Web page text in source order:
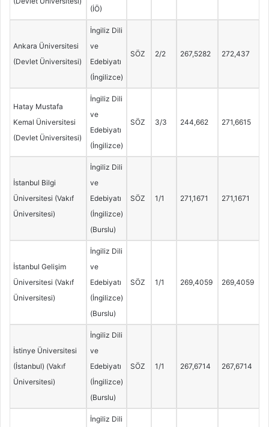
(İÖ)
Ankara Üniversitesi
(Devlet Üniversitesi)
İngiliz Dili
ve
Edebiyatı
(İngilizce)
SÖZ 2/2 267,5282 272,437
Hatay Mustafa
Kemal Üniversitesi
(Devlet Üniversitesi)
İngiliz Dili
ve
Edebiyatı
(İngilizce)
SÖZ 3/3 244,662 271,6615
İstanbul Bilgi
Üniversitesi (Vakıf
Üniversitesi)
İngiliz Dili
ve
Edebiyatı
(İngilizce)
(Burslu)
SÖZ 1/1 271,1671 271,1671
İstanbul Gelişim
Üniversitesi (Vakıf
Üniversitesi)
İngiliz Dili
ve
Edebiyatı
(İngilizce)
(Burslu)
SÖZ 1/1 269,4059 269,4059
İstinye Üniversitesi
(İstanbul) (Vakıf
Üniversitesi)
İngiliz Dili
ve
Edebiyatı
(İngilizce)
(Burslu)
SÖZ 1/1 267,6714 267,6714
İngiliz Dili